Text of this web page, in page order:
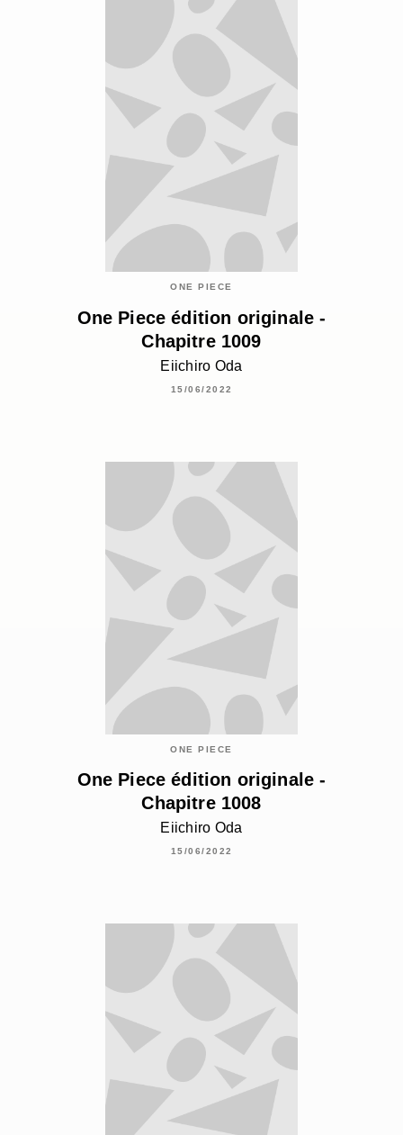
ONE PIECE
One Piece édition originale -
Chapitre 1009
Eiichiro Oda
15/06/2022
ONE PIECE
One Piece édition originale -
Chapitre 1008
Eiichiro Oda
15/06/2022